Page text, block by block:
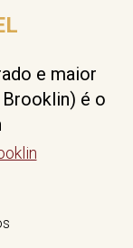
e maior
é o